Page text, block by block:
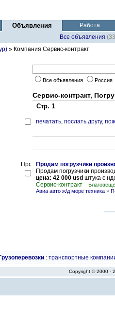
Объявления
Работа
Все объявления
» Компания Сервис-контракт
Все объявления Россия
Сервис-контракт,
Стр. 1
печатать, послать другу,
Продам погрузчики
Продам погрузчики
цена: 42 000 usd штука с
Сервис-контракт
Авиа авто ж/д море техника »
: транспортные
Copyright © 2000 -